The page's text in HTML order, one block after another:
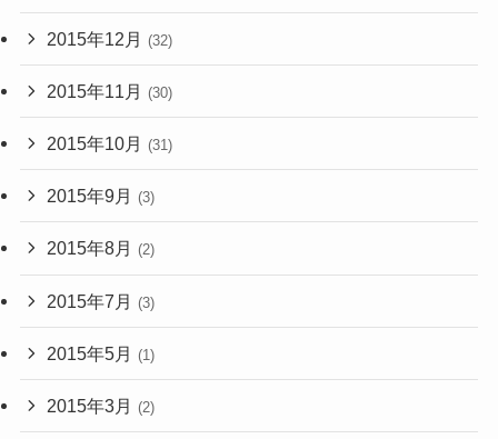
2015年12月 (32)
2015年11月 (30)
2015年10月 (31)
2015年9月 (3)
2015年8月 (2)
2015年7月 (3)
2015年5月 (1)
2015年3月 (2)